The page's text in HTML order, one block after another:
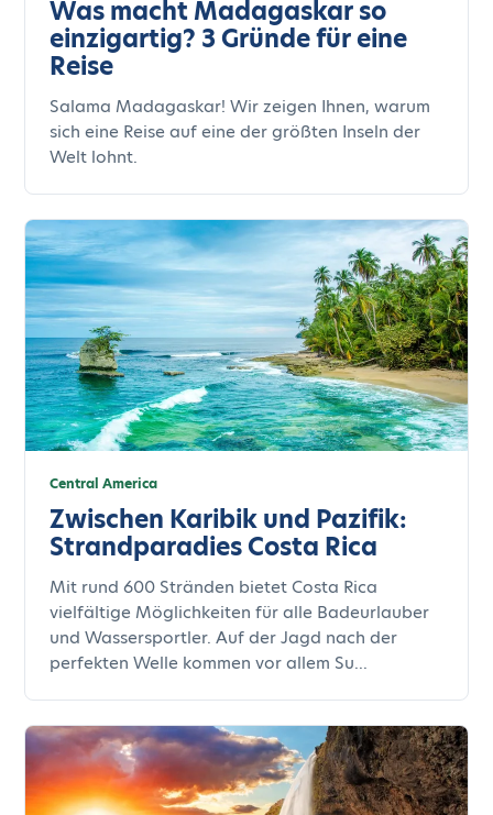
Was macht Madagaskar so
einzigartig? 3 Gründe für eine
Reise
Salama Madagaskar! Wir zeigen Ihnen, warum
sich eine Reise auf eine der größten Inseln der
Welt lohnt.
Central America
Zwischen Karibik und Pazifik:
Strandparadies Costa Rica
Mit rund 600 Stränden bietet Costa Rica
vielfältige Möglichkeiten für alle Badeurlauber
und Wassersportler. Auf der Jagd nach der
perfekten Welle kommen vor allem Su...